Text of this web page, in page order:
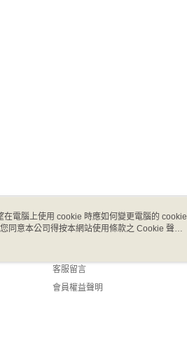
客服資訊
客服留言
會員權益聲明
電腦上使用 cookie 時應如何變更電腦的 cookie
同意本公司得按本網站使用條款之 Cookie 聲明